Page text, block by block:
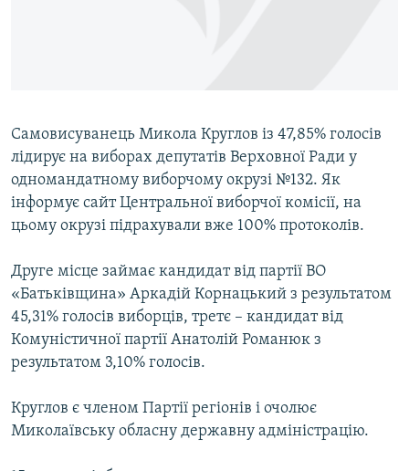
Усі сайти RFE/RL
Самовисуванець Микола Круглов із 47,85% голосів
лідирує на виборах депутатів Верховної Ради у
одномандатному виборчому окрузі №132. Як
інформує сайт Центральної виборчої комісії, на
цьому окрузі підрахували вже 100% протоколів.
Друге місце займає кандидат від партії ВО
«Батьківщина» Аркадій Корнацький з результатом
45,31% голосів виборців, третє – кандидат від
Комуністичної партії Анатолій Романюк з
результатом 3,10% голосів.
Круглов є членом Партії регіонів і очолює
Миколаївську обласну державну адміністрацію.